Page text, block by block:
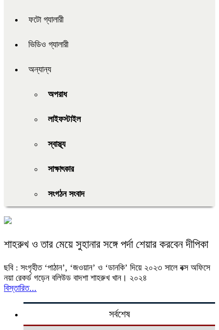
ফটো গ্যালারী
ভিডিও গ্যালারী
অন্যান্য
অপরাধ
লাইফস্টাইল
স্বাস্থ্য
সাক্ষাৎকার
সংগঠন সংবাদ
শাহরুখ ও তার মেয়ে সুহানার সঙ্গে পর্দা শেয়ার করবেন দীপিকা
ছবি : সংগৃহীত ‘পাঠান’, ‘জওয়ান’ ও ‘ডানকি’ দিয়ে ২০২৩ সালে বক্স অফিসে
নয়া রেকর্ড গড়েন বলিউড বাদশা শাহরুখ খান। ২০২৪
বিস্তারিত...
সর্বশেষ